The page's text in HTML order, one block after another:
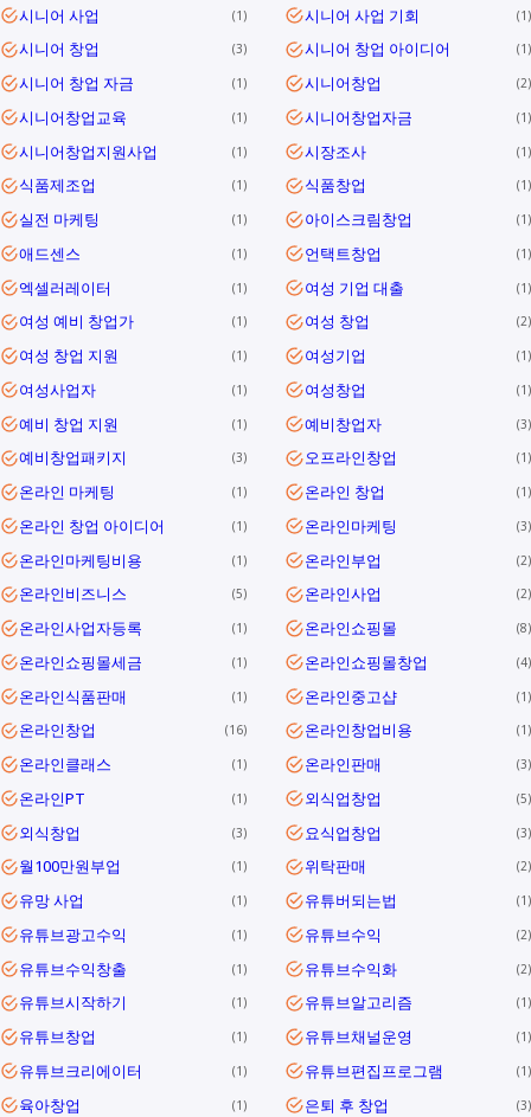
시니어 사업 1 시니어 사업 기회 1
시니어 창업 3 시니어 창업 아이디어 1
시니어 창업 자금 1 시니어창업 2
시니어창업교육 1 시니어창업자금 1
시니어창업지원사업 1 시장조사 1
식품제조업 1 식품창업 1
실전 마케팅 1 아이스크림창업 1
애드센스 1 언택트창업 1
엑셀러레이터 1 여성 기업 대출 1
여성 예비 창업가 1 여성 창업 2
여성 창업 지원 1 여성기업 1
여성사업자 1 여성창업 1
예비 창업 지원 1 예비창업자 3
예비창업패키지 3 오프라인창업 1
온라인 마케팅 1 온라인 창업 1
온라인 창업 아이디어 1 온라인마케팅 3
온라인마케팅비용 1 온라인부업 2
온라인비즈니스 5 온라인사업 2
온라인사업자등록 1 온라인쇼핑몰 8
온라인쇼핑몰세금 1 온라인쇼핑몰창업 4
온라인식품판매 1 온라인중고샵 1
온라인창업 16 온라인창업비용 1
온라인클래스 1 온라인판매 3
온라인PT 1 외식업창업 5
외식창업 3 요식업창업 3
월100만원부업 1 위탁판매 2
유망 사업 1 유튜버되는법 1
유튜브광고수익 1 유튜브수익 2
유튜브수익창출 1 유튜브수익화 2
유튜브시작하기 1 유튜브알고리즘 1
유튜브창업 1 유튜브채널운영 1
유튜브크리에이터 1 유튜브편집프로그램 1
육아창업 1 은퇴 후 창업 3